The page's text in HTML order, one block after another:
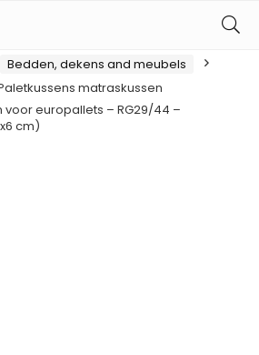
Bedden, dekens and meubels
matraskussen
europallets – RG29/44 –
cm)